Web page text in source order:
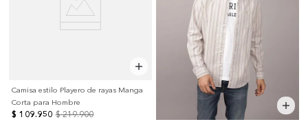
Camisa estilo Playero de rayas Manga
Corta para Hombre
$ 109.950 $ 219.900